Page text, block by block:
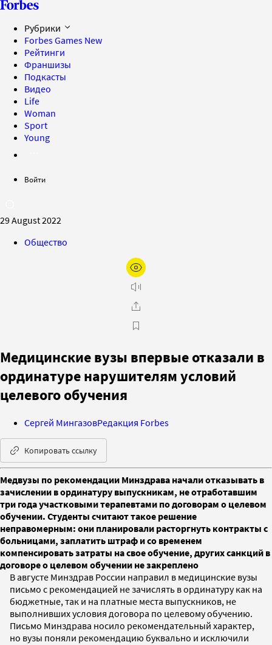
Рубрики
Forbes Games New
Рейтинги
Франшизы
Подкасты
Видео
Life
Woman
Sport
Young
Войти
29 August 2022
Общество
Медицинские вузы впервые отказали в
ординатуре нарушителям условий
целевого обучения
Сергей МингазовРедакция Forbes
Копировать ссылку
Медвузы по рекомендации Минздрава начали отказывать в
зачислении в ординатуру выпускникам, не отработавшим
три года участковыми терапевтами по договорам о целевом
обучении. Студенты считают такое решение
неправомерным: они планировали расторгнуть контракты с
больницами, заплатить штраф и со временем
компенсировать затраты на свое обучение, других санкций в
договоре о целевом обучении не закреплено
В августе Минздрав России направил в медицинские вузы
письмо с рекомендацией не зачислять в ординатуру как на
бюджетные, так и на платные места выпускников, не
выполнивших условия договора по целевому обучению.
Письмо Минздрава носило рекомендательный характер,
но вузы поняли рекомендацию буквально и исключили